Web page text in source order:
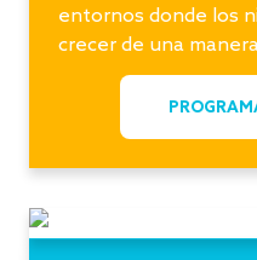
entornos donde los
crecer de una